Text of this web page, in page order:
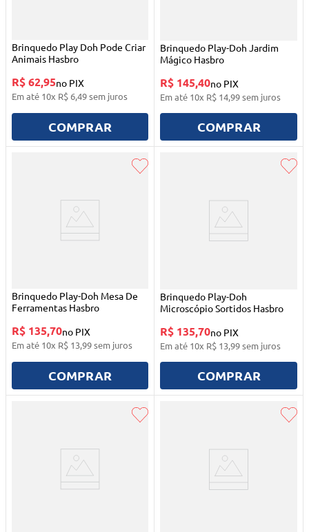
Brinquedo Play Doh Pode Criar
Animais Hasbro
R$ 62,95no PIX
Em até 10x R$ 6,49sem juros
COMPRAR
Brinquedo Play-Doh Jardim
Mágico Hasbro
R$ 145,40no PIX
Em até 10x R$ 14,99sem juros
COMPRAR
Brinquedo Play-Doh Mesa De
Ferramentas Hasbro
R$ 135,70no PIX
Em até 10x R$ 13,99sem juros
COMPRAR
Brinquedo Play-Doh
Microscópio Sortidos Hasbro
R$ 135,70no PIX
Em até 10x R$ 13,99sem juros
COMPRAR